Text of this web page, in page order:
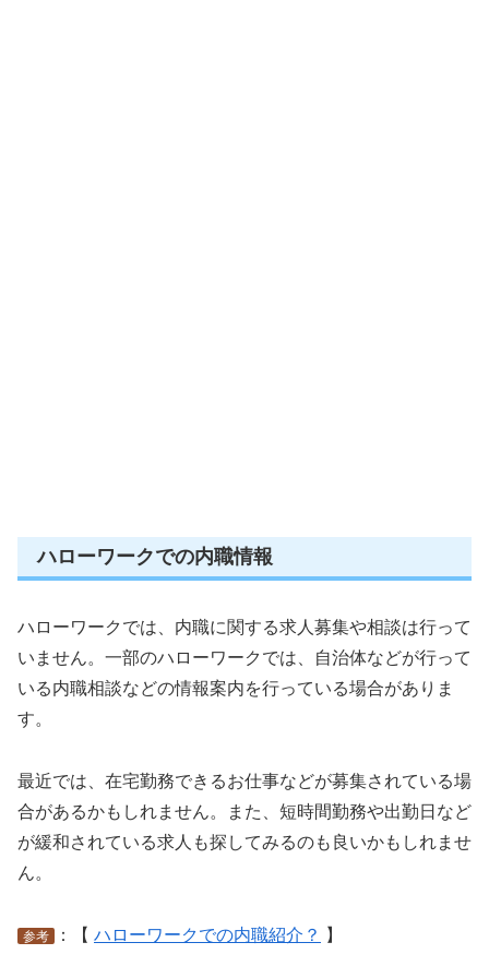
ハローワークでの内職情報
ハローワークでは、内職に関する求人募集や相談は行って
いません。一部のハローワークでは、自治体などが行って
いる内職相談などの情報案内を行っている場合がありま
す。
最近では、在宅勤務できるお仕事などが募集されている場
合があるかもしれません。また、短時間勤務や出勤日など
が緩和されている求人も探してみるのも良いかもしれませ
ん。
参考 ：【 ハローワークでの内職紹介？ 】